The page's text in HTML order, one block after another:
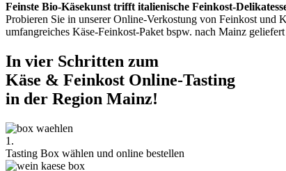
Feinste Bio-Käsekunst trifft italienische Feinkost-
Probieren Sie in unserer Online-Verkostung von Feinkost und
umfangreiches Käse-Feinkost-Paket bspw. nach Mainz
In vier Schritten zum
Käse & Feinkost Online-Tasting
in der Region Mainz!
1.
Tasting Box wählen und online bestellen